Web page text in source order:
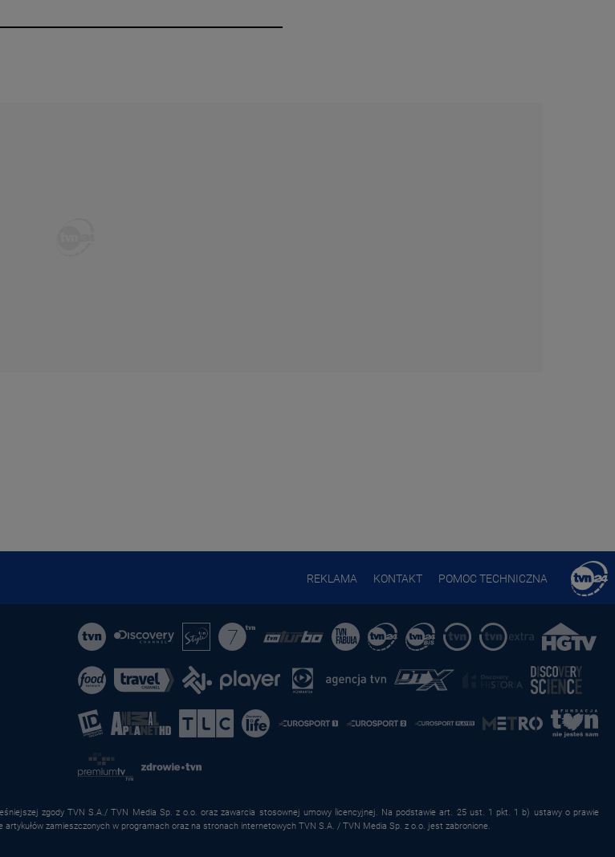
REKLAMA KONTAKT POMOC TECHNICZNA
zgody TVN S.A./ TVN Media Sp. z o.o. oraz zawarcia stosownej umowy licencyjnej. Na podstawie art. 25 ust. 1 pkt. 1 b) ustawy o prawie
zamieszczonych w programach oraz na stronach internetowych TVN S.A. / TVN Media Sp. z o.o. jest zabronione.